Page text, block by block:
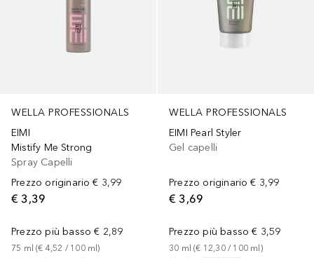
WELLA PROFESSIONALS
EIMI
Mistify Me Strong
Spray Capelli
Prezzo originario € 3,99
€ 3,39
Prezzo più basso € 2,89
75 ml (€ 4,52 / 100 ml)
WELLA PROFESSIONALS
EIMI Pearl Styler
Gel capelli
Prezzo originario € 3,99
€ 3,69
Prezzo più basso € 3,59
30 ml (€ 12,30 / 100 ml)